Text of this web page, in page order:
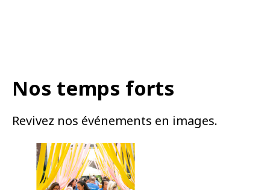
Nos temps forts
Revivez nos événements en images.